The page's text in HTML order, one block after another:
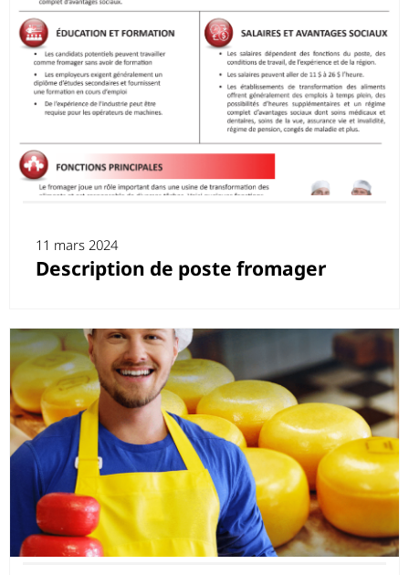
11 mars 2024
Description de poste fromager